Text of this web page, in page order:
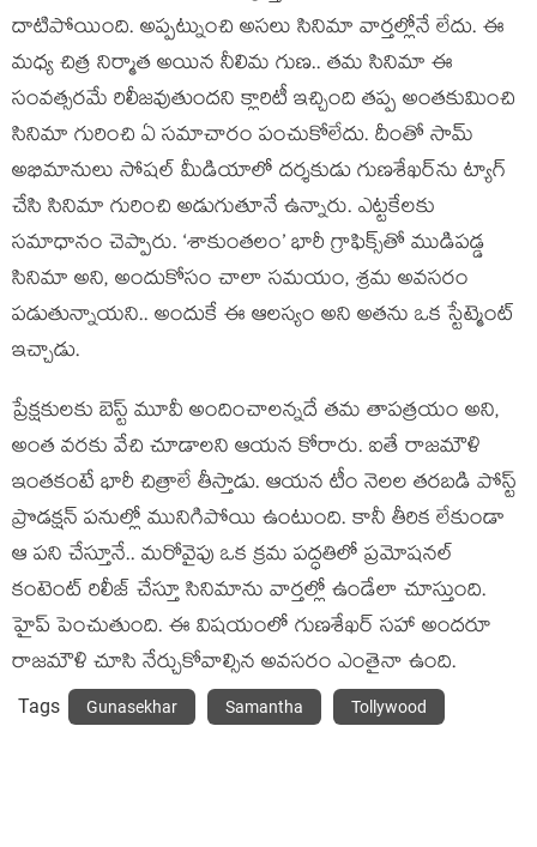
దాటిపోయింది. అప్పట్నుంచి అసలు సినిమా వార్తల్లోనే లేదు. ఈ
మధ్య చిత్ర నిర్మాత అయిన నీలిమ గుణ.. తమ సినిమా ఈ
సంవత్సరమే రిలీజవుతుందని క్లారిటీ ఇచ్చింది తప్ప అంతకుమించి
సినిమా గురించి ఏ సమాచారం పంచుకోలేదు. దీంతో సామ్
అభిమానులు సోషల్ మీడియాలో దర్శకుడు గుణశేఖర్‌ను ట్యాగ్
చేసి సినిమా గురించి అడుగుతూనే ఉన్నారు. ఎట్టకేలకు
సమాధానం చెప్పారు. ‘శాకుంతలం’ భారీ గ్రాఫిక్స్‌తో ముడిపడ్డ
సినిమా అని, అందుకోసం చాలా సమయం, శ్రమ అవసరం
పడుతున్నాయని.. అందుకే ఈ ఆలస్యం అని అతను ఒక స్టేట్మెంట్
ఇచ్చాడు.
ప్రేక్షకులకు బెస్ట్ మూవీ అందించాలన్నదే తమ తాపత్రయం అని,
అంత వరకు వేచి చూడాలని ఆయన కోరారు. ఐతే రాజమౌళి
ఇంతకంటే భారీ చిత్రాలే తీస్తాడు. ఆయన టీం నెలల తరబడి పోస్ట్
ప్రొడక్షన్ పనుల్లో మునిగిపోయి ఉంటుంది. కానీ తీరిక లేకుండా
ఆ పని చేస్తూనే.. మరోవైపు ఒక క్రమ పద్ధతిలో ప్రమోషనల్
కంటెంట్ రిలీజ్ చేస్తూ సినిమాను వార్తల్లో ఉండేలా చూస్తుంది.
హైప్ పెంచుతుంది. ఈ విషయంలో గుణశేఖర్ సహా అందరూ
రాజమౌళి చూసి నేర్చుకోవాల్సిన అవసరం ఎంతైనా ఉంది.
Tags Gunasekhar Samantha Tollywood